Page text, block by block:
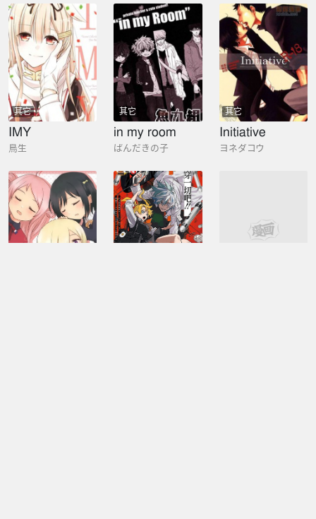
其它
IMY
鳥生
其它
in my room
ぱんだきの子
其它
Initiative
ヨネダコウ